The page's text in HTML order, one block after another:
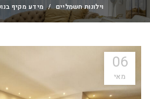
וילונות חשמליים מידע מקיף
06
מאי